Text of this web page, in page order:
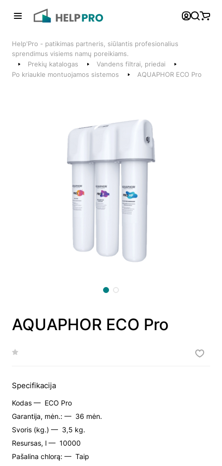
Telefonai
+370 600 74008
Help'Pro - patikimas partneris, siūlantis profesionalius
sprendimus visiems namų poreikiams.
Prekių katalogas
Vandens filtrai, priedai
Po kriaukle montuojamos sistemos
AQUAPHOR ECO Pro
AQUAPHOR ECO Pro
Specifikacija
Kodas — ECO Pro
Garantija, mėn.: — 36 mėn.
Svoris (kg.) — 3,5 kg.
Resursas, l — 10000
Pašalina chlorą: — Taip